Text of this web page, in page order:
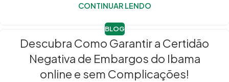
CONTINUAR LENDO
BLOG
Descubra Como Garantir a Certidão
Negativa de Embargos do Ibama
online e sem Complicações!